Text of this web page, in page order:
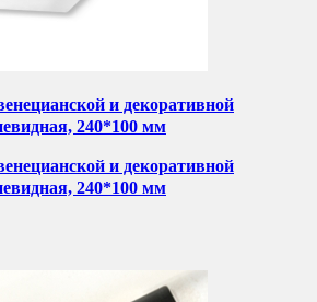
и декоративной
240*100 мм
и декоративной
240*100 мм